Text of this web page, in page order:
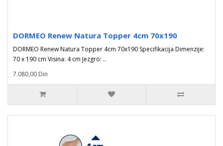
DORMEO Renew Natura Topper 4cm 70x190
DORMEO Renew Natura Topper 4cm 70x190 Specifikacija Dimenzije:
70 x 190 cm Visina: 4 cm Jezgro: ..
7.080,00 Din